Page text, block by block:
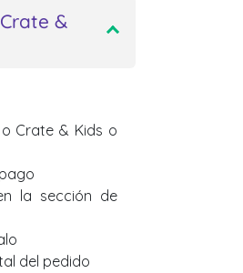
&
Crate & Kids o
la sección de
del pedido